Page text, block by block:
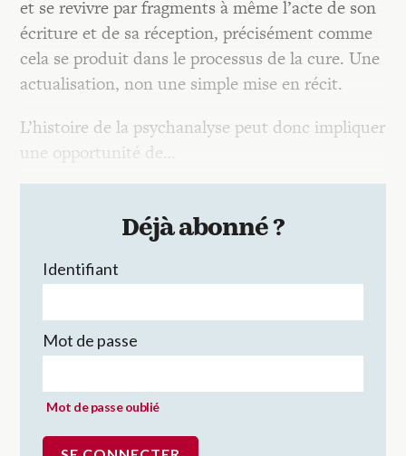
et se revivre par fragments à même l’acte de son
écriture et de sa réception, précisément comme
cela se produit dans le processus de la cure. Une
actualisation, non une simple mise en récit.
L’histoire de la psychanalyse peut donc impliquer
une opportunité de…
Déjà abonné ?
Identifiant
Mot de passe
Mot de passe oublié